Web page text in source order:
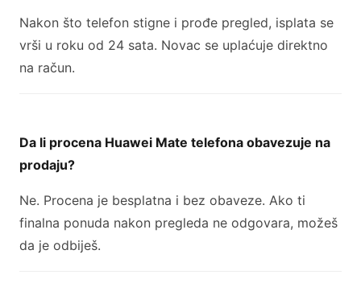
Nakon što telefon stigne i prođe pregled, isplata se
vrši u roku od 24 sata. Novac se uplaćuje direktno
na račun.
Da li procena Huawei Mate telefona obavezuje na
prodaju?
Ne. Procena je besplatna i bez obaveze. Ako ti
finalna ponuda nakon pregleda ne odgovara, možeš
da je odbiješ.